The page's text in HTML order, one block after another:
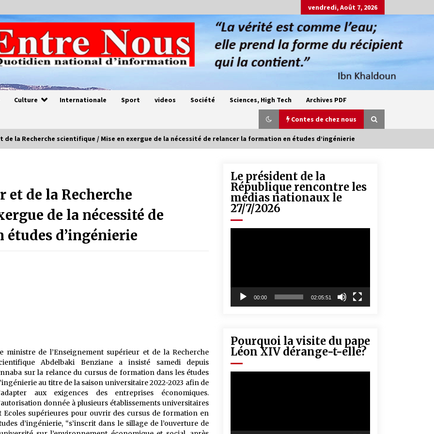
vendredi, Août 7, 2026
Culture Internationale Sport videos Société Sciences, High Tech Archives PDF
Contes de chez nous
Oum el Gaïla / L’ogresse du M’zab
4 ans ago
Quand on va vite
5 ans ago 5 ans ago
de la Recherche scientifique / Mise en exergue de la nécessité de relancer la formation en études d’ingénierie
et de la Recherche
de la nécessité de
d’ingénierie
ministre de l’Enseignement supérieur et de la Recherche
Abdelbaki Benziane a insisté samedi depuis
sur la relance du cursus de formation dans les études
au titre de la saison universitaire 2022-2023 afin de
aux exigences des entreprises économiques.
donnée à plusieurs établissements universitaires
Ecoles supérieures pour ouvrir des cursus de formation en
d’ingénierie, “s’inscrit dans le sillage de l’ouverture de
Le président de la
République rencontre les
médias nationaux le
27/7/2026
00:00 02:05:51
Pourquoi la visite du pape
Léon XIV dérange-t-elle?